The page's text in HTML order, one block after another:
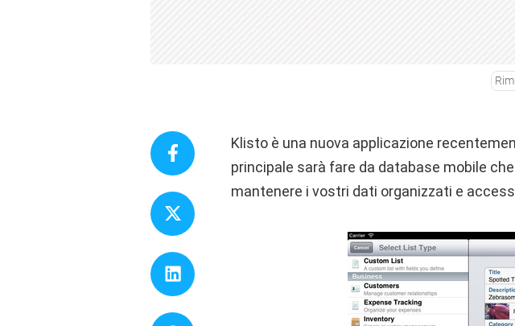
Klisto è una nuova applicazione
principale sarà fare da database mobile
mantenere i vostri dati organizzati e